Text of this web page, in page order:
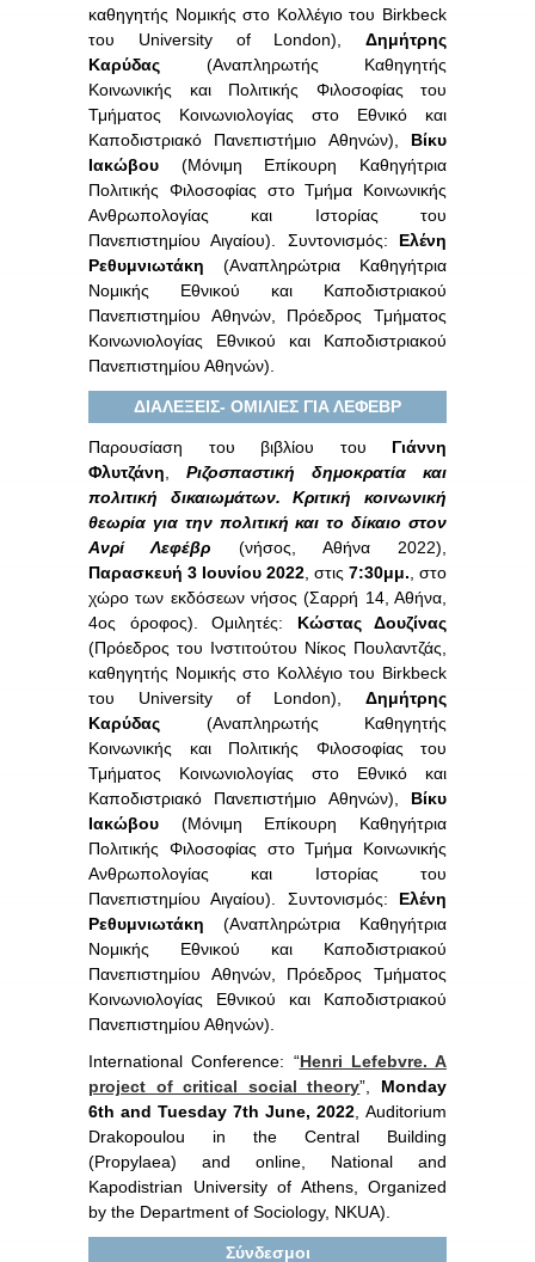
καθηγητής Νομικής στο Κολλέγιο του Birkbeck
του University of London), Δημήτρης
Καρύδας (Αναπληρωτής Καθηγητής
Κοινωνικής και Πολιτικής Φιλοσοφίας του
Τμήματος Κοινωνιολογίας στο Εθνικό και
Καποδιστριακό Πανεπιστήμιο Αθηνών), Βίκυ
Ιακώβου (Μόνιμη Επίκουρη Καθηγήτρια
Πολιτικής Φιλοσοφίας στο Τμήμα Κοινωνικής
Ανθρωπολογίας και Ιστορίας του
Πανεπιστημίου Αιγαίου). Συντονισμός: Ελένη
Ρεθυμνιωτάκη (Αναπληρώτρια Καθηγήτρια
Νομικής Εθνικού και Καποδιστριακού
Πανεπιστημίου Αθηνών, Πρόεδρος Τμήματος
Κοινωνιολογίας Εθνικού και Καποδιστριακού
Πανεπιστημίου Αθηνών).
ΔΙΑΛΕΞΕΙΣ- ΟΜΙΛΙΕΣ ΓΙΑ ΛΕΦΕΒΡ
Παρουσίαση του βιβλίου του Γιάννη
Φλυτζάνη
Ριζοσπαστική δημοκρατία και
πολιτική δικαιωμάτων. Κριτική κοινωνική
θεωρία για την πολιτική και το δίκαιο στον
Ανρί Λεφέβρ (νήσος, Αθήνα 2022),
Παρασκευή 3 Ιουνίου 2022 , στις 7:30μμ. , στο
χώρο των εκδόσεων νήσος (Σαρρή 14, Αθήνα,
4ος όροφος). Ομιλητές: Κώστας Δουζίνας
(Πρόεδρος του Ινστιτούτου Νίκος Πουλαντζάς,
καθηγητής Νομικής στο Κολλέγιο του Birkbeck
του University of London), Δημήτρης
Καρύδας (Αναπληρωτής Καθηγητής
Κοινωνικής και Πολιτικής Φιλοσοφίας του
Τμήματος Κοινωνιολογίας στο Εθνικό και
Καποδιστριακό Πανεπιστήμιο Αθηνών), Βίκυ
Ιακώβου (Μόνιμη Επίκουρη Καθηγήτρια
Πολιτικής Φιλοσοφίας στο Τμήμα Κοινωνικής
Ανθρωπολογίας και Ιστορίας του
Πανεπιστημίου Αιγαίου). Συντονισμός: Ελένη
Ρεθυμνιωτάκη (Αναπληρώτρια Καθηγήτρια
Νομικής Εθνικού και Καποδιστριακού
Πανεπιστημίου Αθηνών, Πρόεδρος Τμήματος
Κοινωνιολογίας Εθνικού και Καποδιστριακού
Πανεπιστημίου Αθηνών).
International Conference: “Henri Lefebvre. A
project of critical social theory”, Monday
6th and Tuesday 7th June, 2022 , Αuditorium
Drakopoulou in the Central Building
(Propylaea) and online, National and
Kapodistrian University of Athens, Organized
by the Department of Sociology, NKUA).
Σύνδεσμοι